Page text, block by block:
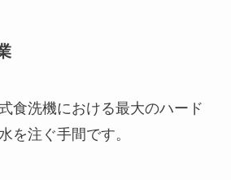
食洗機における最大のハード
を注ぐ手間です。